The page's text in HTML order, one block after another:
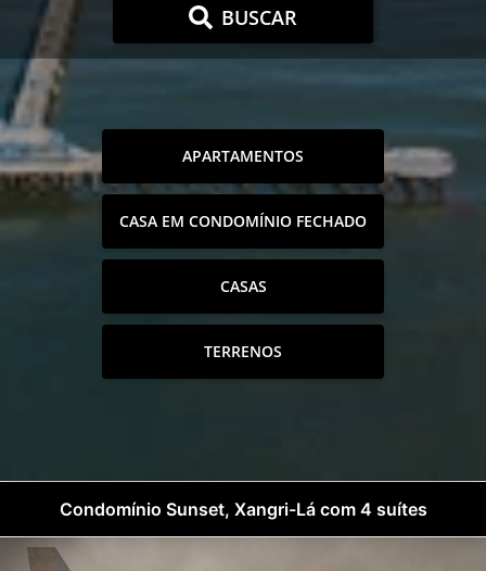
BUSCAR
APARTAMENTOS
CASA EM CONDOMÍNIO FECHADO
CASAS
TERRENOS
Condomínio Sunset, Xangri-Lá com 4 suítes